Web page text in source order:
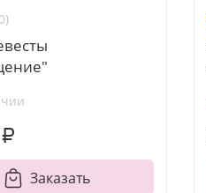
Заказать